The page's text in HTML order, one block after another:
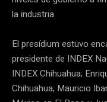
la industria.
El presídium estuvo
presidente de INDEX
INDEX Chihuahua;
Chihuahua; Mauricio